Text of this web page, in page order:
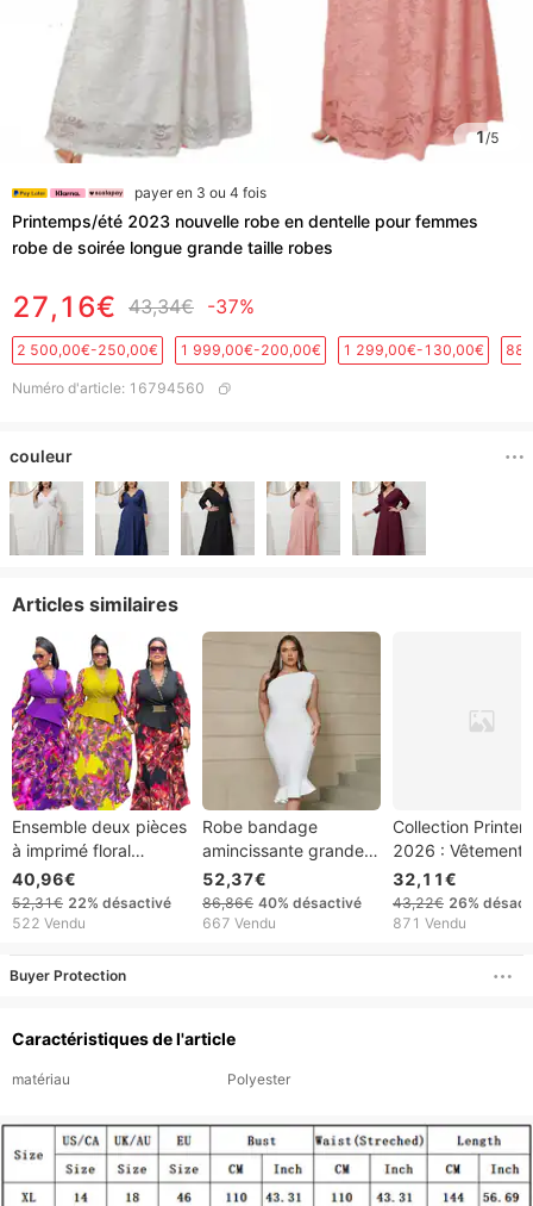
1/5
payer en 3 ou 4 fois
Printemps/été 2023 nouvelle robe en dentelle pour femmes
robe de soirée longue grande taille robes
27,16€ 43,34€ -37%
2 500,00€-250,00€ 1 999,00€-200,00€ 1 299,00€-130,00€
Numéro d'article: 16794560
couleur
Articles similaires
Ensemble deux pièces
à imprimé floral
grande taille – Tunique
et jupe asymétriques
tendance pour
40,96€
52,31€ 22% désactivé
522 Vendu
Robe bandage
amincissante grande
taille, style
européen/américain,
coupe ajustée, robe
52,37€
86,86€ 40% désactivé
667 Vendu
Collection
2026 : Vêtements
Femme Style
et Américain
commerce
32,11€
43,22€ 26%
871 Vendu
Buyer Protection
Caractéristiques de l'article
matériau Polyester